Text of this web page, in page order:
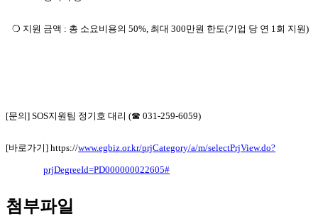
❍ 지원 금액 : 총 소요비용의 50%, 최대 300만원 한도(기업 당 연 1회 지원)
[문의] SOS지원팀 정기호 대리 (☎ 031-259-6059)
[바로가기] https://www.egbiz.or.kr/prjCategory/a/m/selectPrjView.do?
prjDegreeId=PD000000022605#
첨부파일